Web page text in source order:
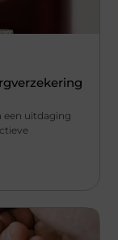
een uitdaging